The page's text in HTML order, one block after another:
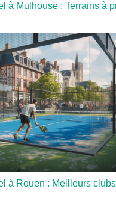
à Mulhouse : Terrains à
à Rouen : Meilleurs